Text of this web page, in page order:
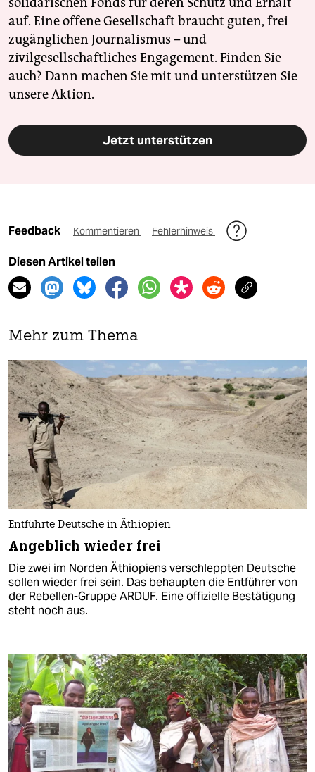
auf. Eine offene Gesellschaft braucht guten, frei
zugänglichen Journalismus – und
zivilgesellschaftliches Engagement. Finden Sie
auch? Dann machen Sie mit und unterstützen Sie
unsere Aktion.
Jetzt unterstützen
Feedback Kommentieren Fehlerhinweis
Diesen Artikel teilen
Mehr zum Thema
Entführte Deutsche in Äthiopien
Angeblich wieder frei
Die zwei im Norden Äthiopiens verschleppten Deutsche
sollen wieder frei sein. Das behaupten die Entführer von
der Rebellen-Gruppe ARDUF. Eine offizielle Bestätigung
steht noch aus.